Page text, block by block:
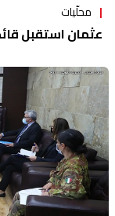
محلّيات
عثمان استقبل